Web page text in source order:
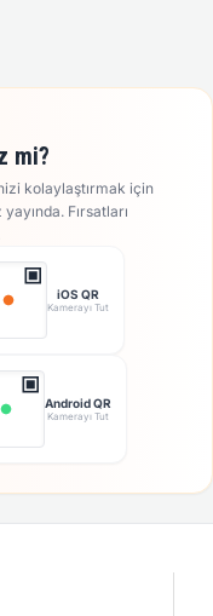
mi?
kolaylaştırmak için
Fırsatları
iOS QR
Kamerayı Tut
Android QR
Kamerayı Tut